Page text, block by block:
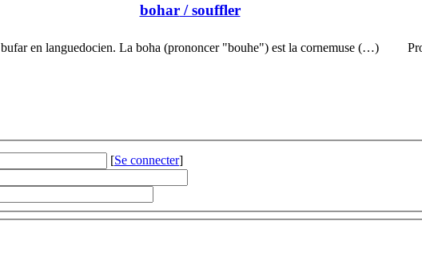
bohar/ souffler
bufar en languedocien. La boha (prononcer "bouhe") est la cornemuse (…)
[Se connecter]